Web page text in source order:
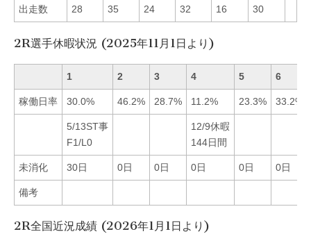
出走数 28 35 24 32 16 30
2R選手休暇状況 (2025年11月1日より)
1 2 3 4 5 6
稼働日率 30.0% 46.2% 28.7% 11.2% 23.3% 33.2%
5/13ST事
F1/L0
12/9休暇
144日間
未消化 30日 0日 0日 0日 0日 0日
備考
2R全国近況成績 (2026年1月1日より)